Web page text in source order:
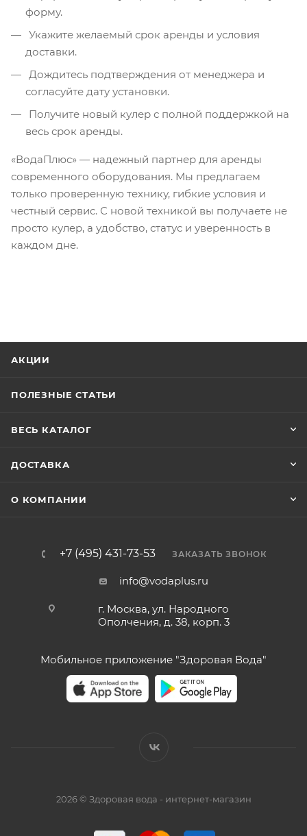
форму.
Укажите желаемый срок аренды и условия
доставки.
Дождитесь подтверждения от менеджера и
согласуйте дату установки.
Получите новый кулер с полной поддержкой на
весь срок аренды.
«ВодаПлюс» — надежный партнер для аренды
современного оборудования. Мы предлагаем
только проверенную технику, гибкие условия и
честный сервис. С новой техникой вы получаете не
просто кулер, а удобство, статус и уверенность в
каждом дне.
АКЦИИ
ПОЛЕЗНЫЕ СТАТЬИ
ВЕСЬ КАТАЛОГ
ДОСТАВКА
О КОМПАНИИ
+7 (495) 431-73-53 ЗАКАЗАТЬ ЗВОНОК
info@vodaplus.ru
г. Москва, ул. Народного
Ополчения, д. 38, корп. 3
Мобильное приложение "Здоровая Вода"
2026 © Здоровая вода - интернет-магазин